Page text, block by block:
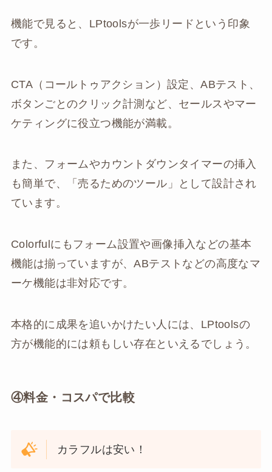
機能で見ると、LPtoolsが一歩リードという印象
です。
CTA（コールトゥアクション）設定、ABテスト、
ボタンごとのクリック計測など、セールスやマー
ケティングに役立つ機能が満載。
また、フォームやカウントダウンタイマーの挿入
も簡単で、「売るためのツール」として設計され
ています。
Colorfulにもフォーム設置や画像挿入などの基本
機能は揃っていますが、ABテストなどの高度なマ
ーケ機能は非対応です。
本格的に成果を追いかけたい人には、LPtoolsの
方が機能的には頼もしい存在といえるでしょう。
④料金・コスパで比較
カラフルは安い！